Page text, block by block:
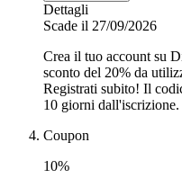
Dettagli
Scade il 27/09/2026
Crea il tuo account su
sconto del 20% da
Registrati subito! Il
10 giorni dall'iscrizione.
Coupon
10%